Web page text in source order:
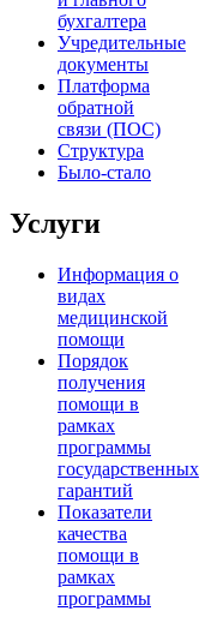
бухгалтера
Учредительные
документы
Платформа
обратной
связи (ПОС)
Структура
Было-стало
Услуги
Информация о
видах
медицинской
помощи
Порядок
получения
помощи в
рамках
программы
государственных
гарантий
Показатели
качества
помощи в
рамках
программы